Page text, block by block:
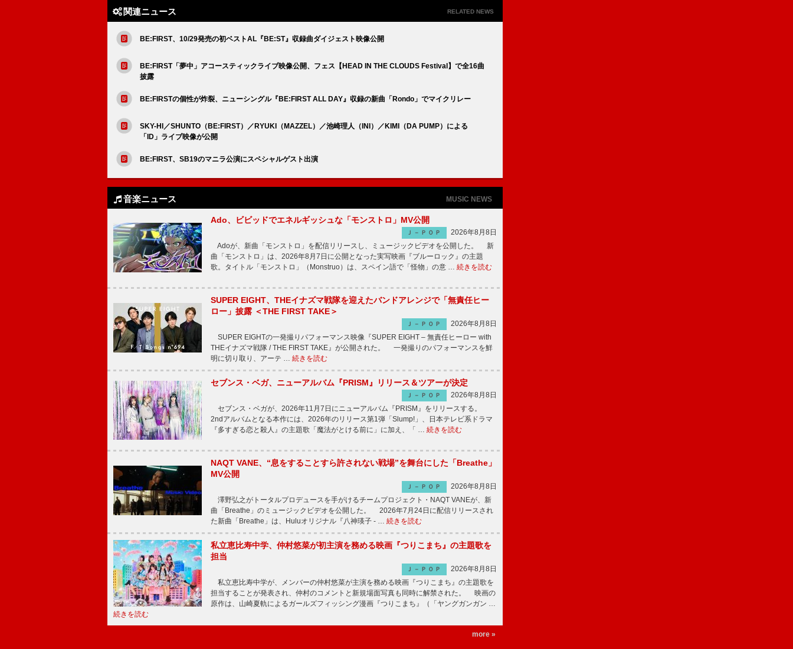
関連ニュース RELATED NEWS
BE:FIRST、10/29発売の初ベストAL『BE:ST』収録曲ダイジェスト映像公開
BE:FIRST「夢中」アコースティックライブ映像公開、フェス【HEAD IN THE CLOUDS Festival】で全16曲
披露
BE:FIRSTの個性が炸裂、ニューシングル『BE:FIRST ALL DAY』収録の新曲「Rondo」でマイクリレー
SKY-HI／SHUNTO（BE:FIRST）／RYUKI（MAZZEL）／池崎理人（INI）／KIMI（DA PUMP）による
「ID」ライブ映像が公開
BE:FIRST、SB19のマニラ公演にスペシャルゲスト出演
音楽ニュース MUSIC NEWS
Ado、ビビッドでエネルギッシュな「モンストロ」MV公開
Ｊ－ＰＯＰ
2026年8月8日
Adoが、新曲「モンストロ」を配信リリースし、ミュージックビデオを公開した。 新
曲「モンストロ」は、2026年8月7日に公開となった実写映画『ブルーロック』の主題
歌。タイトル「モンストロ」（Monstruo）は、スペイン語で「怪物」の意 … 続きを読む
SUPER EIGHT、THEイナズマ戦隊を迎えたバンドアレンジで「無責任ヒー
ロー」披露 ＜THE FIRST TAKE＞
Ｊ－ＰＯＰ
2026年8月8日
SUPER EIGHTの一発撮りパフォーマンス映像『SUPER EIGHT – 無責任ヒーロー with
THEイナズマ戦隊 / THE FIRST TAKE』が公開された。 一発撮りのパフォーマンスを鮮
明に切り取り、アーテ … 続きを読む
セブンス・ベガ、ニューアルバム『PRISM』リリース＆ツアーが決定
Ｊ－ＰＯＰ
2026年8月8日
セブンス・ベガが、2026年11月7日にニューアルバム『PRISM』をリリースする。
2ndアルバムとなる本作には、2026年のリリース第1弾「Slump!」、日本テレビ系ドラマ
『多すぎる恋と殺人』の主題歌「魔法がとける前に」に加え、「 … 続きを読む
NAQT VANE、“息をすることすら許されない戦場”を舞台にした「Breathe」
MV公開
Ｊ－ＰＯＰ
2026年8月8日
澤野弘之がトータルプロデュースを手がけるチームプロジェクト・NAQT VANEが、新
曲「Breathe」のミュージックビデオを公開した。 2026年7月24日に配信リリースされ
た新曲「Breathe」は、Huluオリジナル『八神瑛子 - … 続きを読む
私立恵比寿中学、仲村悠菜が初主演を務める映画『つりこまち』の主題歌を
担当
Ｊ－ＰＯＰ
2026年8月8日
私立恵比寿中学が、メンバーの仲村悠菜が主演を務める映画『つりこまち』の主題歌を
担当することが発表され、仲村のコメントと新規場面写真も同時に解禁された。 映画の
原作は、山崎夏軌によるガールズフィッシング漫画『つりこまち』（「ヤングガンガン …
続きを読む
more »